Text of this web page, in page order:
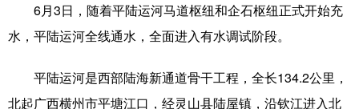
图片 中央文件 金融 汽车
溯源中国 城市 旅游 能源
6月3日，随着平陆运河马道枢纽和企石枢纽正式开始充
水，平陆运河全线通水，全面进入有水调试阶段。
平陆运河是西部陆海新通道骨干工程，全长134.2公里，
北起广西横州市平塘江口，经灵山县陆屋镇，沿钦江进入北